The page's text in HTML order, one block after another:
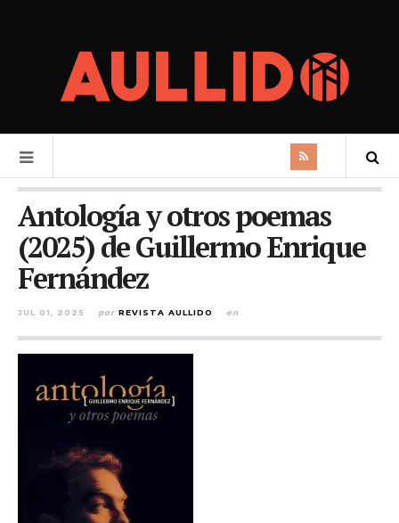
Antología y otros poemas
(2025) de Guillermo Enrique
Fernández
JUL 01, 2025 por REVISTA AULLIDO en